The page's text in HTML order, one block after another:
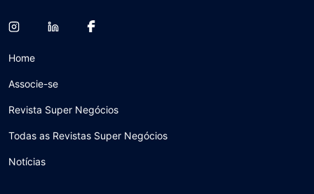
Home
Associe-se
Revista Super Negócios
Todas as Revistas Super Negócios
Notícias